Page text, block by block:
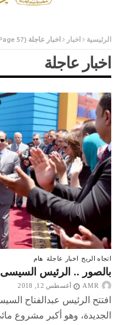
الرئيسية اخبار اخبار عاجلة(Page 57)
اخبار عاجلة
اتجاه الريح اخبار عاجلة هام
بالصور .. الرئيس السيسى
AMR أغسطس 12, 2018
افتتح الرئيس عبدالفتاح
الجديدة، وهو أكبر مشروع